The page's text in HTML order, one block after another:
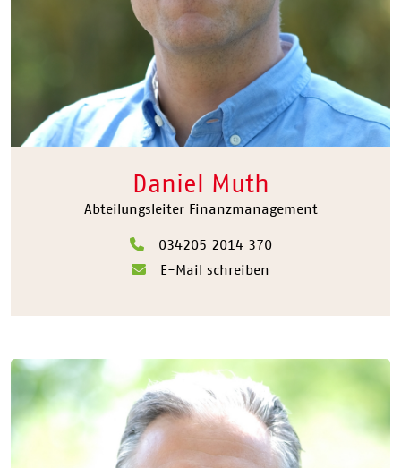
Daniel Muth
Abteilungsleiter Finanzmanagement
034205 2014 370
E-Mail schreiben